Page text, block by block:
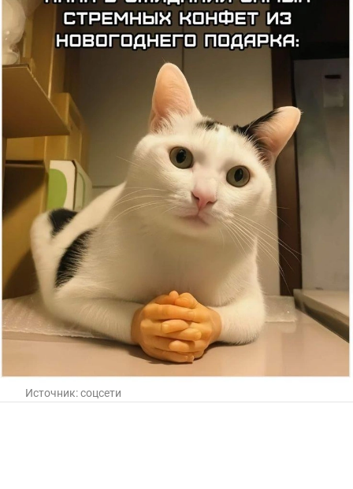
Источник:соцсети